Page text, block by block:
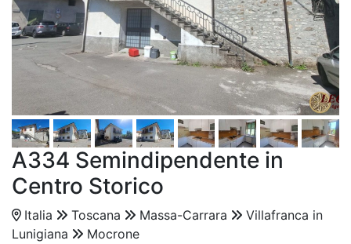
A334 Semindipendente in
Centro Storico
Italia Toscana Massa-Carrara
Villafranca in
Lunigiana
Mocrone